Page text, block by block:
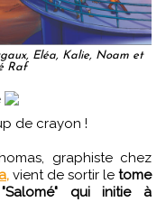
Eléa, Kalie, Noam et
Raf
de crayon !
graphiste chez
vient de sortir le tome
qui initie à